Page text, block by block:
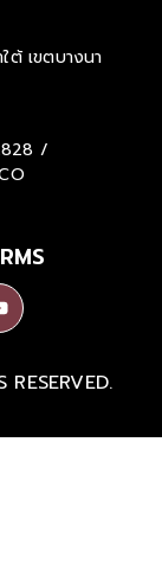
ต้ เขตบางนา
/